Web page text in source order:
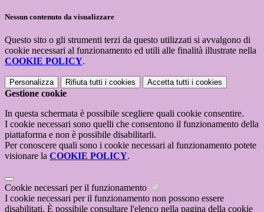
Nessun contenuto da visualizzare
Questo sito o gli strumenti terzi da questo utilizzati si avvalgono di
cookie necessari al funzionamento ed utili alle finalità illustrate nella
COOKIE POLICY.
Personalizza Rifiuta tutti i cookies Accetta tutti i cookies
Gestione cookie
In questa schermata è possibile scegliere quali cookie consentire.
I cookie necessari sono quelli che consentono il funzionamento della
piattaforma e non è possibile disabilitarli.
Per conoscere quali sono i cookie necessari al funzionamento potete
visionare la COOKIE POLICY.
Cookie necessari per il funzionamento
I cookie necessari per il funzionamento non possono essere
disabilitati. È possibile consultare l'elenco nella pagina della cookie